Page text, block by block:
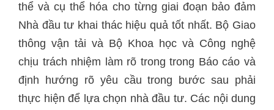
thể và cụ thể hóa cho từng giai đoạn bảo đảm
Nhà đầu tư khai thác hiệu quả tốt nhất. Bộ Giao
thông vận tải và Bộ Khoa học và Công nghệ
chịu trách nhiệm làm rõ trong trong Báo cáo và
định hướng rõ yêu cầu trong bước sau phải
thực hiện để lựa chọn nhà đầu tư. Các nội dung